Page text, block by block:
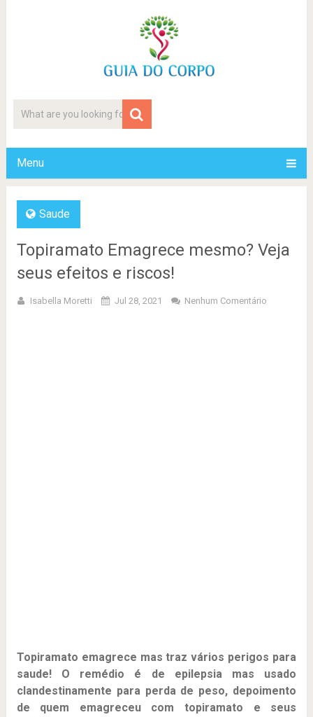
Menu
Saude
Topiramato Emagrece mesmo? Veja
seus efeitos e riscos!
Isabella Moretti Jul 28, 2021 Nenhum Comentário
Topiramato emagrece mas traz vários perigos para
saude! O remédio é de epilepsia mas usado
clandestinamente para perda de peso, depoimento
de quem emagreceu com topiramato e seus